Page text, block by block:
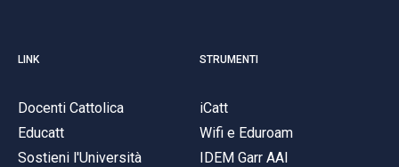
LINK
Docenti Cattolica
Educatt
Sostieni l'Università
STRUMENTI
iCatt
Wifi e Eduroam
IDEM Garr AAI